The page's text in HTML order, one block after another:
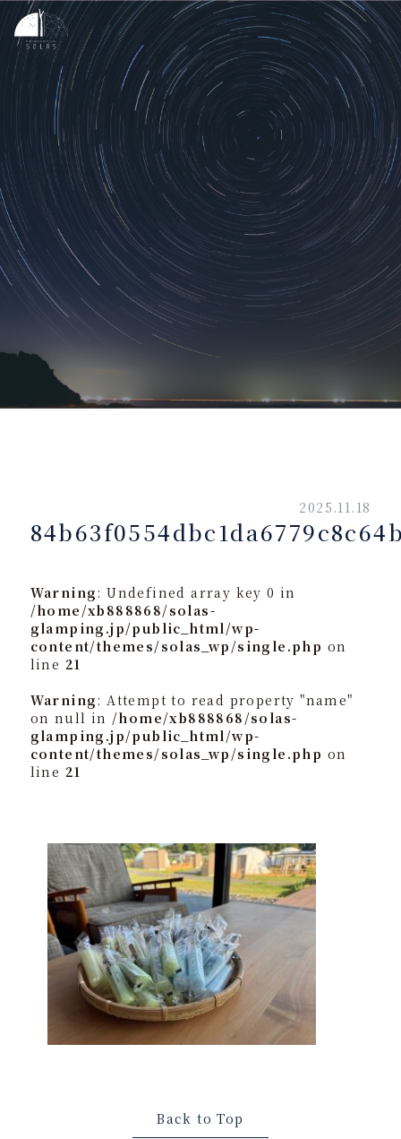
2025.11.18
Warning: Undefined array key 0 in
/home/xb888868/solas-
glamping.jp/public_html/wp-
content/themes/solas_wp/single.php on
line 21
Warning: Attempt to read property "name"
on null in /home/xb888868/solas-
glamping.jp/public_html/wp-
content/themes/solas_wp/single.php on
line 21
Back to Top